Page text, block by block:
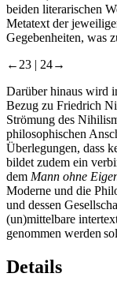
beiden literarischen
Metatext der
Gegebenheiten, was
←23 | 24→
Darüber hinaus wird
Bezug zu Friedrich
Strömung des
philosophischen
Überlegungen, dass
bildet zudem ein
dem Mann ohne
Moderne und die
und dessen
(un)mittelbare
genommen werden
Details